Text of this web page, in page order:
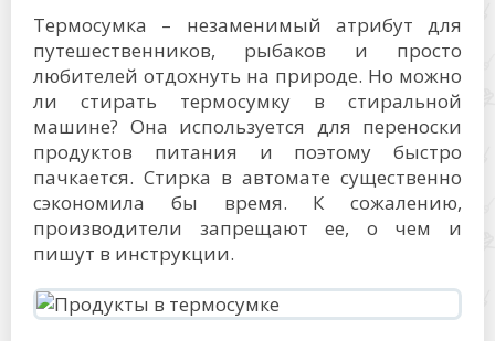
Термосумка – незаменимый атрибут для
путешественников, рыбаков и просто
любителей отдохнуть на природе. Но можно
ли стирать термосумку в стиральной
машине? Она используется для переноски
продуктов питания и поэтому быстро
пачкается. Стирка в автомате существенно
сэкономила бы время. К сожалению,
производители запрещают ее, о чем и
пишут в инструкции.